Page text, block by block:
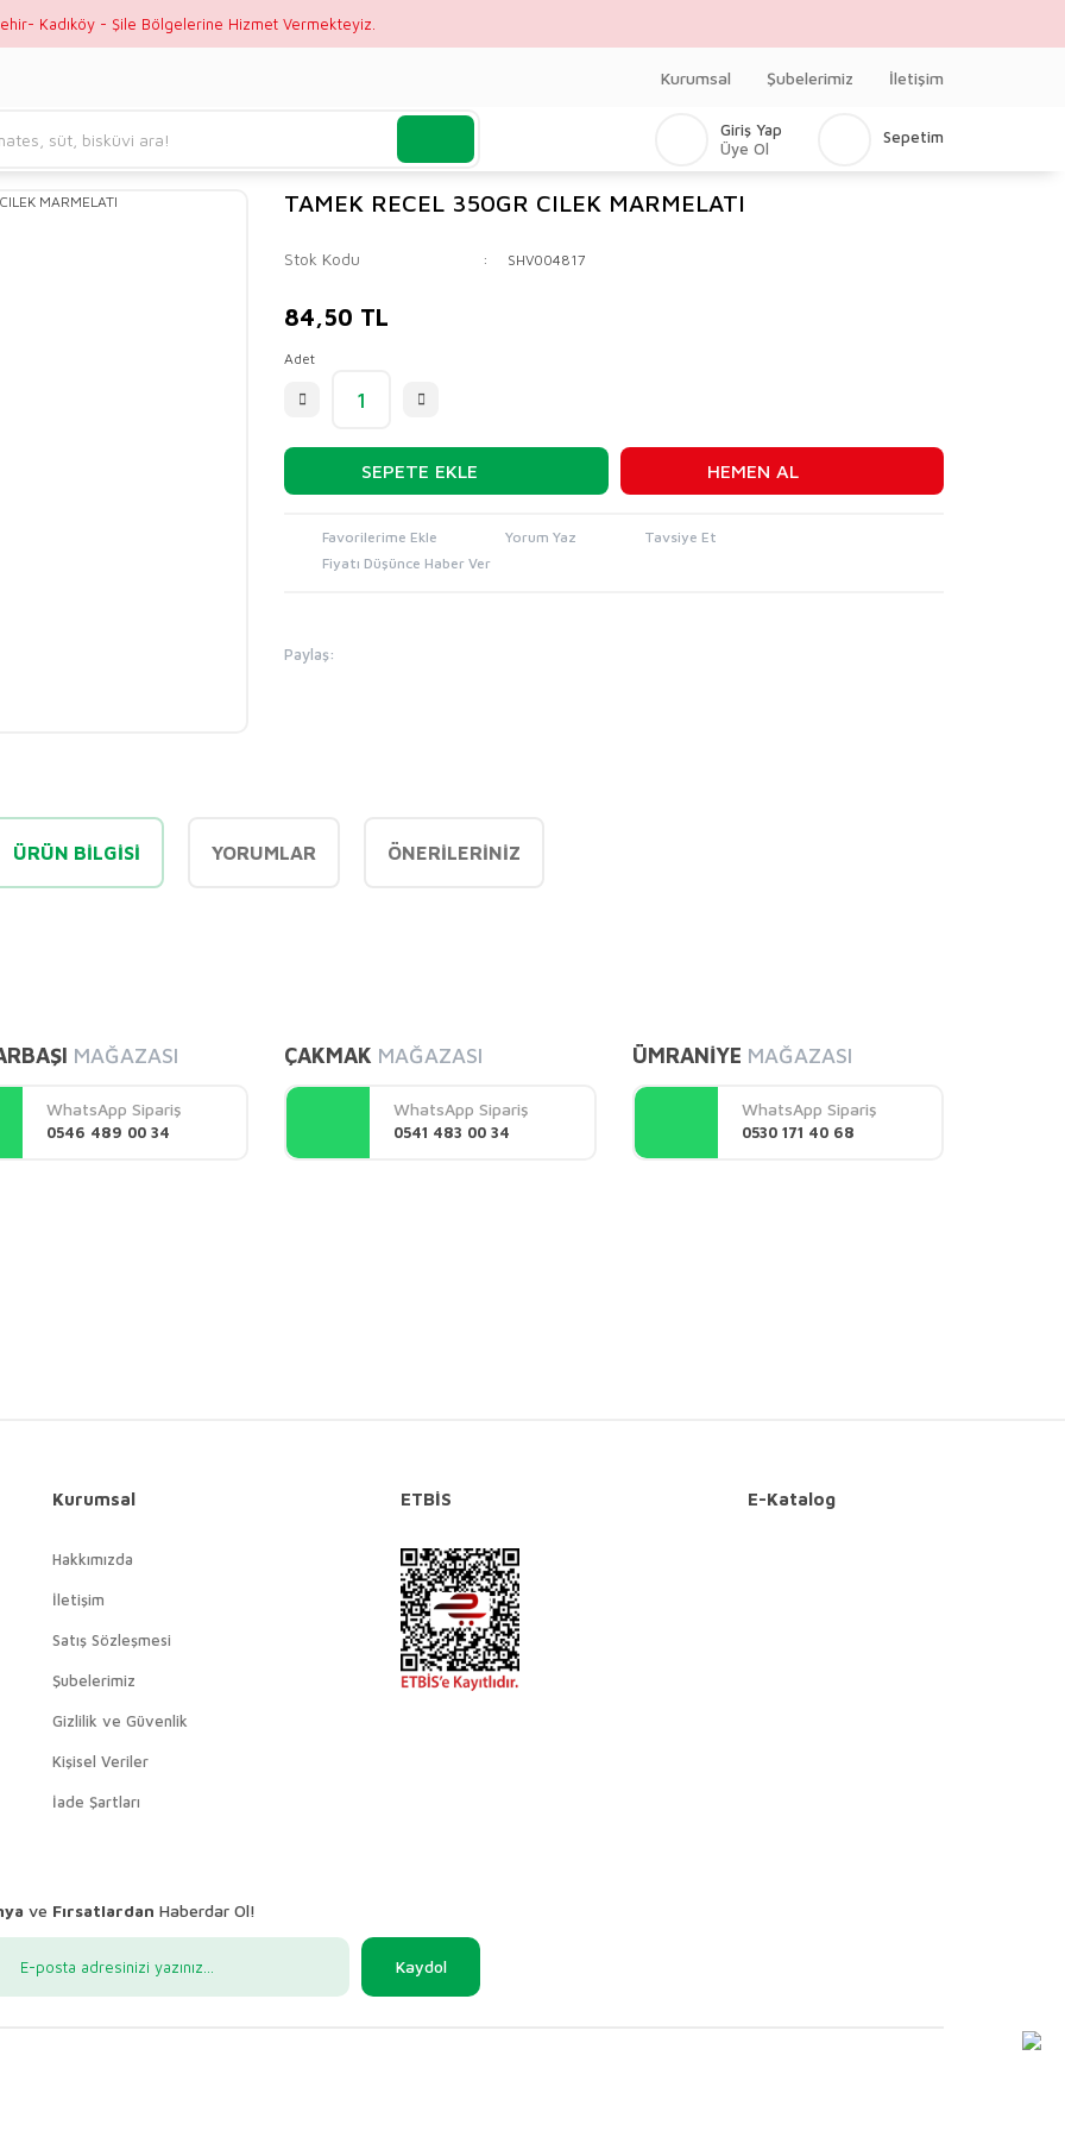
Kadıköy - Şile Bölgelerine Hizmet Vermekteyiz.
Kurumsal Şubelerimiz İletişim
Giriş Yap
Üye Ol
Sepetim
TAMEK RECEL 350GR CILEK MARMELATI
Stok Kodu SHV004817
84,50 TL
Adet
SEPETE EKLE HEMEN AL
Yorum Yaz
Tavsiye Et
Fiyatı Düşünce Haber Ver
Paylaş:
ÜRÜN BILGISI YORUMLAR ÖNERILERINIZ
Yorum Yaz
MAĞAZASI
WhatsApp Sipariş
0546 489 00 34
ÇAKMAK MAĞAZASI
WhatsApp Sipariş
0541 483 00 34
ÜMRANİYE MAĞAZASI
WhatsApp Sipariş
0530 171 40 68
Kurumsal
Hakkımızda
İletişim
Satış Sözleşmesi
Şubelerimiz
Gizlilik ve Güvenlik
Kişisel Veriler
İade Şartları
ETBİS E-Katalog
ve Fırsatlardan Haberdar Ol!
Kaydol